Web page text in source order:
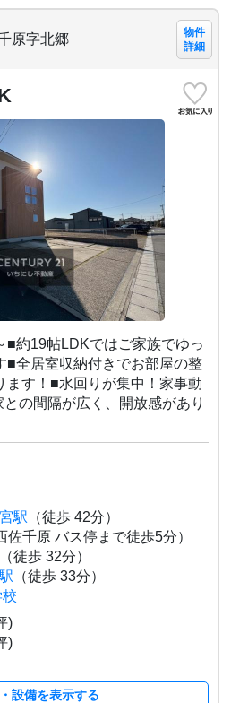
原字北郷
物件
詳細
■約19帖LDKではご家族でゆっ
■全居室収納付きでお部屋の整
ます！■水回りが集中！家事動
の間隔が広く、開放感があり
駅 （徒歩 42分）
佐千原 バス停まで徒歩5分）
（徒歩 32分）
（徒歩 33分）
)
)
設備を表示する